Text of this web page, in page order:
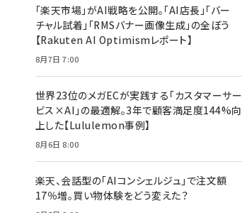
「楽天市場」がAI戦略を公開。「AI店長」「バー
チャル試着」「RMSバナー画像生成」の全ぼう
【Rakuten AI Optimismレポート】
8月7日 7:00
世界23位のメガECが実践する「カスタマーサー
ビス×AI」の最適解。3年で顧客満足度144%向
上した【Lululemon事例】
8月6日 8:00
楽天、会話型の「AIコンシェルジュ」で注文額
17％増。買い物体験をどう変えた？